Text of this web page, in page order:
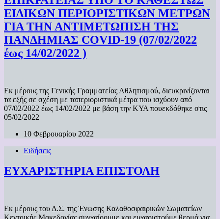
ΕΙΔΙΚΩΝ ΠΕΡΙΟΡΙΣΤΙΚΩΝ ΜΕΤΡΩΝ
ΓΙΑ ΤΗΝ ΑΝΤΙΜΕΤΩΠΙΣΗ ΤΗΣ
ΠΑΝΔΗΜΙΑΣ COVID-19 (07/02/2022
έως 14/02/2022 )
Εκ μέρους της Γενικής Γραμματείας Αθλητισμού, διευκρινίζονται
τα εξής σε σχέση με ταπεριοριστικά μέτρα που ισχύουν από
07/02/2022 έως 14/02/2022 με βάση την ΚΥΑ πουεκδόθηκε στις
05/02/2022
10 Φεβρουαρίου 2022
Ειδήσεις
ΕΥΧΑΡΙΣΤΗΡΙΑ ΕΠΙΣΤΟΛΗ
Εκ μέρους του Δ.Σ. της Ένωσης Καλαθοσφαιρικών Σωματείων